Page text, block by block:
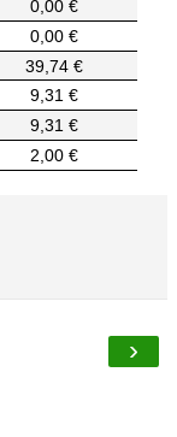
0,00 €
0,00 €
39,74 €
9,31 €
9,31 €
2,00 €
›